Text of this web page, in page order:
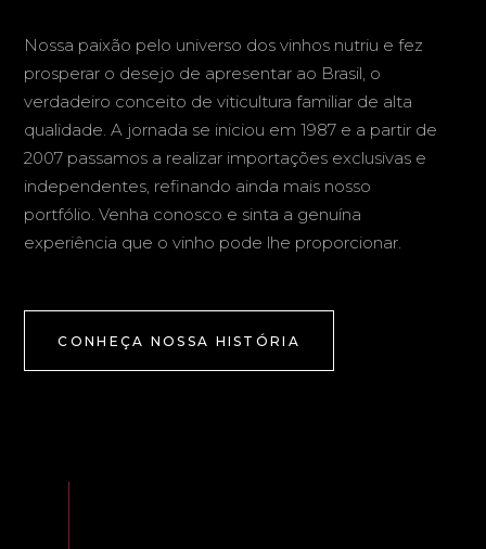
Nossa paixão pelo universo dos vinhos nutriu e fez
prosperar o desejo de apresentar ao Brasil, o
verdadeiro conceito de viticultura familiar de alta
qualidade. A jornada se iniciou em 1987 e a partir de
2007 passamos a realizar importações exclusivas e
independentes, refinando ainda mais nosso
portfólio. Venha conosco e sinta a genuína
experiência que o vinho pode lhe proporcionar.
CONHEÇA NOSSA HISTÓRIA